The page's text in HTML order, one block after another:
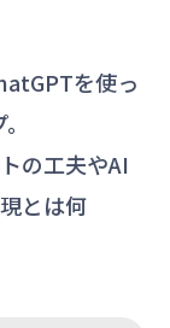
を使っ
の工夫やAI
とは何